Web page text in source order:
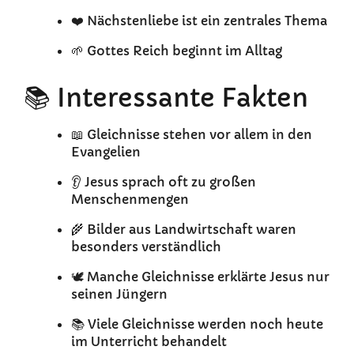
❤️ Nächstenliebe ist ein zentrales Thema
🌱 Gottes Reich beginnt im Alltag
📚 Interessante Fakten
📖 Gleichnisse stehen vor allem in den
Evangelien
👂 Jesus sprach oft zu großen
Menschenmengen
🌾 Bilder aus Landwirtschaft waren
besonders verständlich
🕊️ Manche Gleichnisse erklärte Jesus nur
seinen Jüngern
📚 Viele Gleichnisse werden noch heute
im Unterricht behandelt